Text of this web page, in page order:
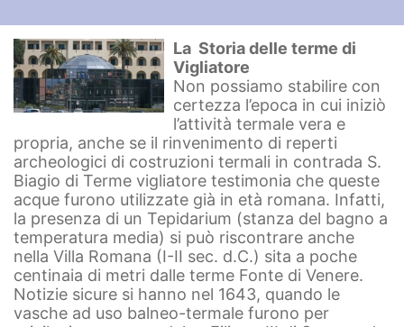
La Storia delle terme di
Vigliatore
Non possiamo stabilire con
certezza l’epoca in cui iniziò
l’attività termale vera e
propria, anche se il rinvenimento di reperti
archeologici di costruzioni termali in contrada S.
Biagio di Terme vigliatore testimonia che queste
acque furono utilizzate già in età romana. Infatti,
la presenza di un Tepidarium (stanza del bagno a
temperatura media) si può riscontrare anche
nella Villa Romana (I-II sec. d.C.) sita a poche
centinaia di metri dalle terme Fonte di Venere.
Notizie sicure si hanno nel 1643, quando le
vasche ad uso balneo-termale furono per